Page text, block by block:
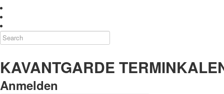
KAVANTGARDE
Anmelden